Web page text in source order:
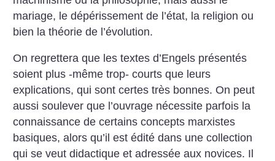
mariage, le dépérissement de l’état, la religion ou
bien la théorie de l’évolution.
On regrettera que les textes d’Engels présentés
soient plus -même trop- courts que leurs
explications, qui sont certes très bonnes. On peut
aussi soulever que l’ouvrage nécessite parfois la
connaissance de certains concepts marxistes
basiques, alors qu’il est édité dans une collection
qui se veut didactique et adressée aux novices. Il